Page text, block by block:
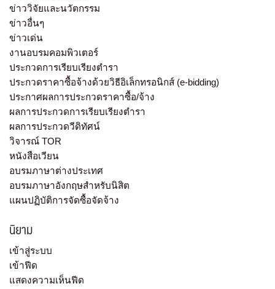
ข่าววิจัยและนวัตกรรม
ข่าวอื่นๆ
ข่าวเด่น
งานอบรมคอมพิวเตอร์
ประกวดการเรียบเรียงตำรา
ประกวดราคาซื้อจ้างด้วยวิธีอิเล็กทรอนิกส์ (e-bidding)
ประกาศผลการประกวดราคาซื้อ/จ้าง
ผลการประกวดการเรียบเรียงตำรา
ผลการประกวดวีดิทัศน์
วิจารณ์ TOR
หนังสือเวียน
อบรมภาษาต่างประเทศ
อบรมภาษาอังกฤษสำหรับนิสิต
แผนปฏิบัติการจัดซื้อจัดจ้าง
นิยาม
เข้าสู่ระบบ
เข้าฟีด
แสดงความเห็นฟีด